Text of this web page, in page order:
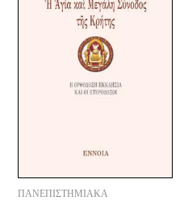
ΠΑΝΕΠΙΣΤΗΜΙΑΚΑ